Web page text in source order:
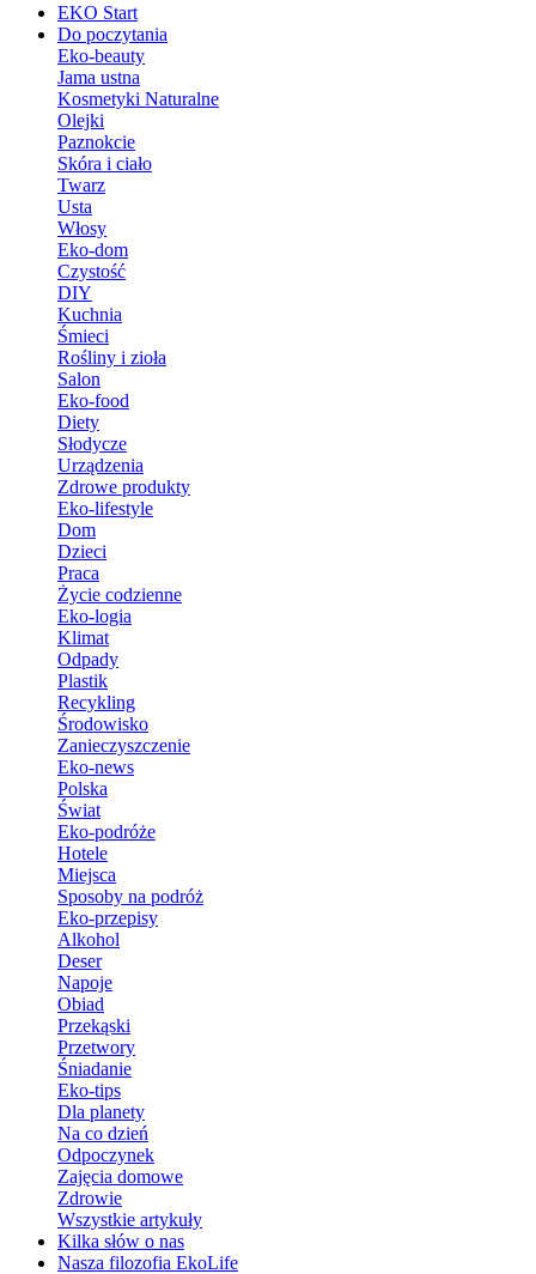
EKO Start
Do poczytania
Eko-beauty
Jama ustna
Kosmetyki Naturalne
Olejki
Paznokcie
Skóra i ciało
Twarz
Usta
Włosy
Eko-dom
Czystość
DIY
Kuchnia
Śmieci
Rośliny i zioła
Salon
Eko-food
Diety
Słodycze
Urządzenia
Zdrowe produkty
Eko-lifestyle
Dom
Dzieci
Praca
Życie codzienne
Eko-logia
Klimat
Odpady
Plastik
Recykling
Środowisko
Zanieczyszczenie
Eko-news
Polska
Świat
Eko-podróże
Hotele
Miejsca
Sposoby na podróż
Eko-przepisy
Alkohol
Deser
Napoje
Obiad
Przekąski
Przetwory
Śniadanie
Eko-tips
Dla planety
Na co dzień
Odpoczynek
Zajęcia domowe
Zdrowie
Wszystkie artykuły
Kilka słów o nas
Nasza filozofia EkoLife